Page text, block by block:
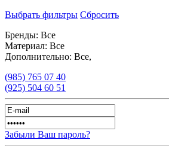
Выбрать фильтры Сбросить
Бренды: Все
Материал: Все
Дополнительно: Все,
(985) 765 07 40
(925) 504 60 51
Забыли Ваш пароль?